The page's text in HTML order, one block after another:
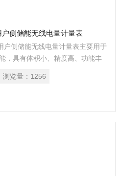
侧储能无线电量计量表
户侧储能无线电量计量表主要用于
，具有体积小、精度高、功能丰
讯方式，增加了外置互感器的电
不同场合进行安装使用。
浏览量： 1256